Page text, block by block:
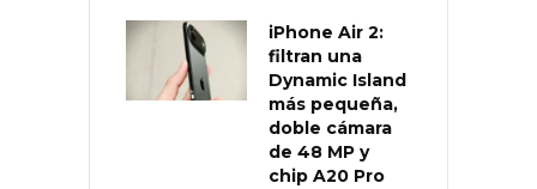
iPhone Air 2:
filtran una
Dynamic Island
más pequeña,
doble cámara
de 48 MP y
chip A20 Pro